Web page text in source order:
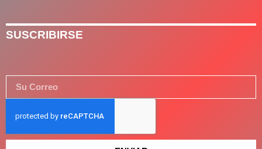
SUSCRIBIRSE